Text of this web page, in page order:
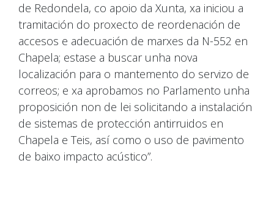
de Redondela, co apoio da Xunta, xa iniciou a
tramitación do proxecto de reordenación de
accesos e adecuación de marxes da N-552 en
Chapela; estase a buscar unha nova
localización para o mantemento do servizo de
correos; e xa aprobamos no Parlamento unha
proposición non de lei solicitando a instalación
de sistemas de protección antirruidos en
Chapela e Teis, así como o uso de pavimento
de baixo impacto acústico”.